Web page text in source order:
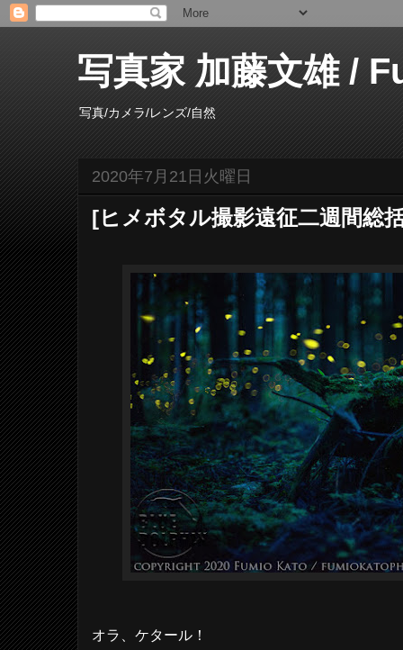
写真家 加藤文雄 /
写真/カメラ/レンズ/自然
2020年7月21日火曜日
[ヒメボタル撮影遠征二週間総
オラ、ケタール！